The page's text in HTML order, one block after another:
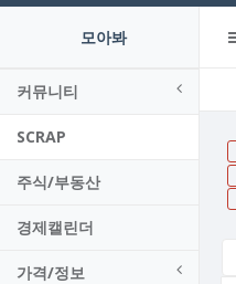
모아봐
커뮤니티
SCRAP
주식/부동산
경제캘린더
가격/정보